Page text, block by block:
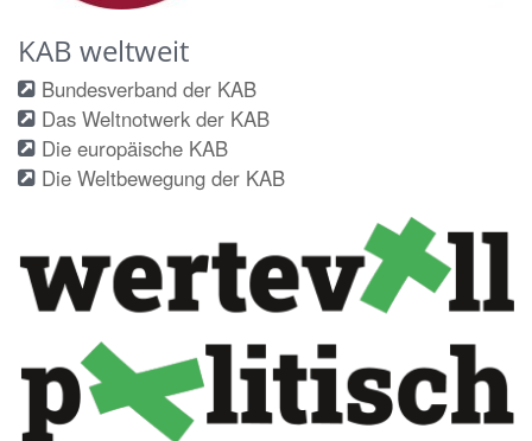
KAB weltweit
Bundesverband der KAB
Das Weltnotwerk der KAB
Die europäische KAB
Die Weltbewegung der KAB